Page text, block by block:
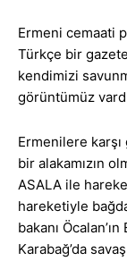
Ermeni cemaati
Türkçe bir
kendimizi
görüntümüz
Ermenilere
bir alakamızın
ASALA ile
hareketiyle
bakanı
Karabağ’da